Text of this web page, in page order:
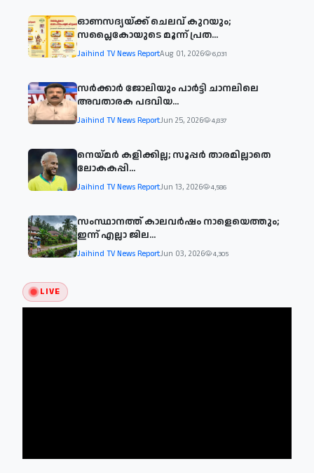
ഓണസദ്യയ്ക്ക് ചെലവ് കുറയും;
സപ്ലൈകോയുടെ മൂന്ന് പ്രത...
Jaihind TV News ReportAug 01, 2026 6,031
സര്‍ക്കാര്‍ ജോലിയും പാര്‍ട്ടി ചാനലിലെ
അവതാരക പദവിയ...
Jaihind TV News ReportJun 25, 2026 4,837
നെയ്മര്‍ കളിക്കില്ല; സൂപ്പര്‍ താരമില്ലാതെ
ലോകകപ്പി...
Jaihind TV News ReportJun 13, 2026 4,586
സംസ്ഥാനത്ത് കാലവര്‍ഷം നാളെയെത്തും;
ഇന്ന് എല്ലാ ജില...
Jaihind TV News ReportJun 03, 2026 4,305
LIVE